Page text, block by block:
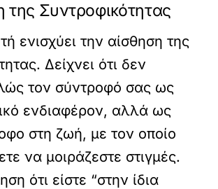
της Συντροφικότητας
ενισχύει την αίσθηση της
Δείχνει ότι δεν
τον σύντροφό σας ως
ενδιαφέρον, αλλά ως
στη ζωή, με τον οποίο
να μοιράζεστε στιγμές.
ότι είστε “στην ίδια